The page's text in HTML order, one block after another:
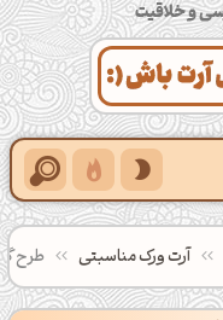
آرت ورک مناسبتی طرح